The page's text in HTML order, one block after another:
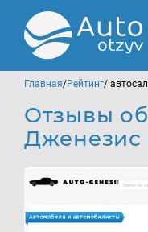
Главная/Рейтинг/
Отзывы
Дженезис